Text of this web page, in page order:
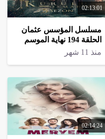
02:13:01
مسلسل المؤسس عثمان
الحلقة 194 نهاية الموسم
منذ 11 شهر
02:14:24